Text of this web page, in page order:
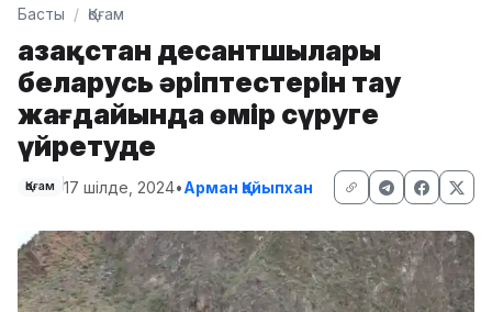
Басты Қоғам
Қазақстан десантшылары
беларусь әріптестерін тау
жағдайында өмір сүруге
үйретуде
Қоғам 17 шілде, 2024•Арман Қайыпхан